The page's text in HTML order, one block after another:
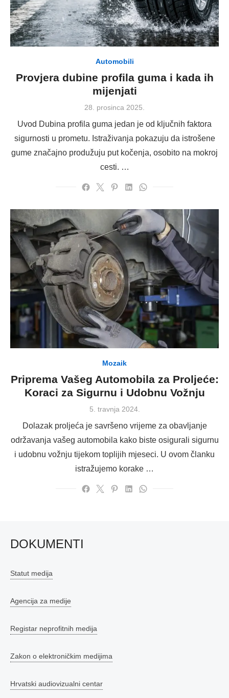
Automobili
Provjera dubine profila guma i kada ih
mijenjati
Posted
28. prosinca 2025.
Uvod Dubina profila guma jedan je od ključnih faktora
sigurnosti u prometu. Istraživanja pokazuju da istrošene
gume značajno produžuju put kočenja, osobito na mokroj
cesti. …
Mozaik
Priprema Vašeg Automobila za Proljeće:
Koraci za Sigurnu i Udobnu Vožnju
Posted
5. travnja 2024.
Dolazak proljeća je savršeno vrijeme za obavljanje
održavanja vašeg automobila kako biste osigurali sigurnu
i udobnu vožnju tijekom toplijih mjeseci. U ovom članku
istražujemo korake …
DOKUMENTI
Statut medija
Agencija za medije
Registar neprofitnih medija
Zakon o elektroničkim medijima
Hrvatski audiovizualni centar